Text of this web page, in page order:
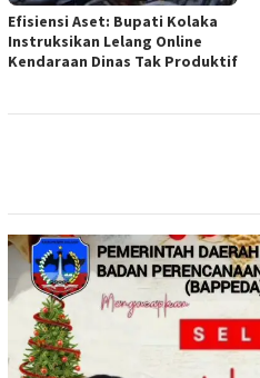
Efisiensi Aset: Bupati Kolaka
Instruksikan Lelang Online
Kendaraan Dinas Tak Produktif